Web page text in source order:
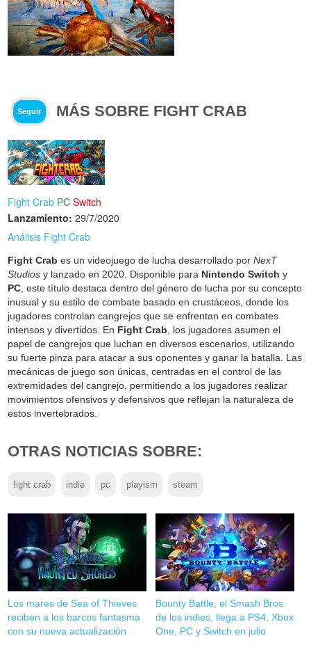
Seguir MÁS SOBRE FIGHT CRAB
Fight Crab PC Switch
Lanzamiento: 29/7/2020
Análisis Fight Crab
Fight Crab es un videojuego de lucha desarrollado porNexT
Studios y lanzado en 2020. Disponible para Nintendo Switch y
PC , este título destaca dentro del género de lucha por su concepto
inusual y su estilo de combate basado en crustáceos, donde los
jugadores controlan cangrejos que se enfrentan en combates
intensos y divertidos. En Fight Crab , los jugadores asumen el
papel de cangrejos que luchan en diversos escenarios, utilizando
su fuerte pinza para atacar a sus oponentes y ganar la batalla. Las
mecánicas de juego son únicas, centradas en el control de las
extremidades del cangrejo, permitiendo a los jugadores realizar
movimientos ofensivos y defensivos que reflejan la naturaleza de
estos invertebrados.
OTRAS NOTICIAS SOBRE:
fight crab indie pc playism steam
Los mares de Sea of Thieves
reciben a los barcos fantasma
con su nueva actualización
Bounty Battle, el Smash Bros.
de los indies, llega a PS4, Xbox
One, PC y Switch en julio